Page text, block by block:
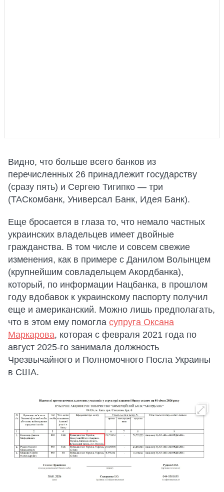
Видно, что больше всего банков из
перечисленных 26 принадлежит государству
(сразу пять) и Сергею Тигипко — три
(ТАСкомбанк, Универсал Банк, Идея Банк).
Еще бросается в глаза то, что немало частных
украинских владельцев имеет двойные
гражданства. В том числе и совсем свежие
изменения, как в примере с Данилом Волынцем
(крупнейшим совладельцем Акордбанка),
который, по информации Нацбанка, в прошлом
году вдобавок к украинскому паспорту получил
еще и американский. Можно лишь предполагать,
что в этом ему помогла супруга Оксана
Маркарова, которая с февраля 2021 года по
август 2025-го занимала должность
Чрезвычайного и Полномочного Посла Украины
в США.